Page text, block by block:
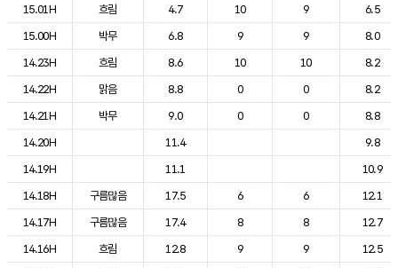
15.01H
흐림 4.7 10 9
6.5
15.00H
박무 6.8 9 9
8.0
14.23H
흐림 8.6 10 10
8.2
14.22H
맑음 8.8 0 0
8.2
14.21H
박무 9.0 0 0
8.8
14.20H
11.4
9.8
14.19H
11.1
10.9
14.18H
구름많음 17.5 6 6
12.1
14.17H
구름많음 17.4 8 8
12.7
14.16H
흐림 12.8 9 9
12.5